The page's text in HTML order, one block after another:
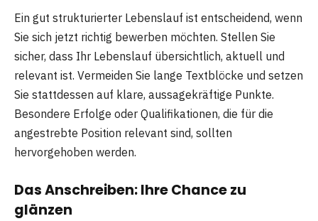
Ein gut strukturierter Lebenslauf ist entscheidend, wenn
Sie sich jetzt richtig bewerben möchten. Stellen Sie
sicher, dass Ihr Lebenslauf übersichtlich, aktuell und
relevant ist. Vermeiden Sie lange Textblöcke und setzen
Sie stattdessen auf klare, aussagekräftige Punkte.
Besondere Erfolge oder Qualifikationen, die für die
angestrebte Position relevant sind, sollten
hervorgehoben werden.
Das Anschreiben: Ihre Chance zu
glänzen